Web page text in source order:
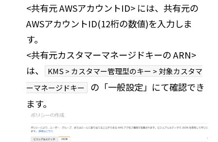
<共有元 AWSアカウントID> には、共有元の
AWSアカウントID(12桁の数値)を入力しま
す。
<共有元カスタマーマネージドキーの ARN>
は、
KMS > カスタマー管理型のキー > 対象カスタマ
ーマネージドキー
の「一般設定」にて確認でき
ます。